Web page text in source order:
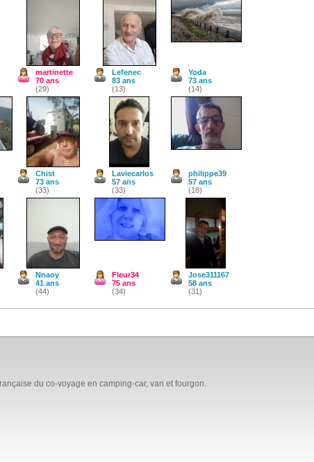
martinette
70 ans
(29)
Lefenec
83 ans
(13)
Yoda
73 ans
(14)
Chist
73 ans
(33)
Laviecarlos
57 ans
(33)
philippe39
57 ans
(18)
Nnaoy
41 ans
(44)
Fleur34
75 ans
(34)
Jose311167
58 ans
(31)
du co-voyage en camping-car, van et fourgon.